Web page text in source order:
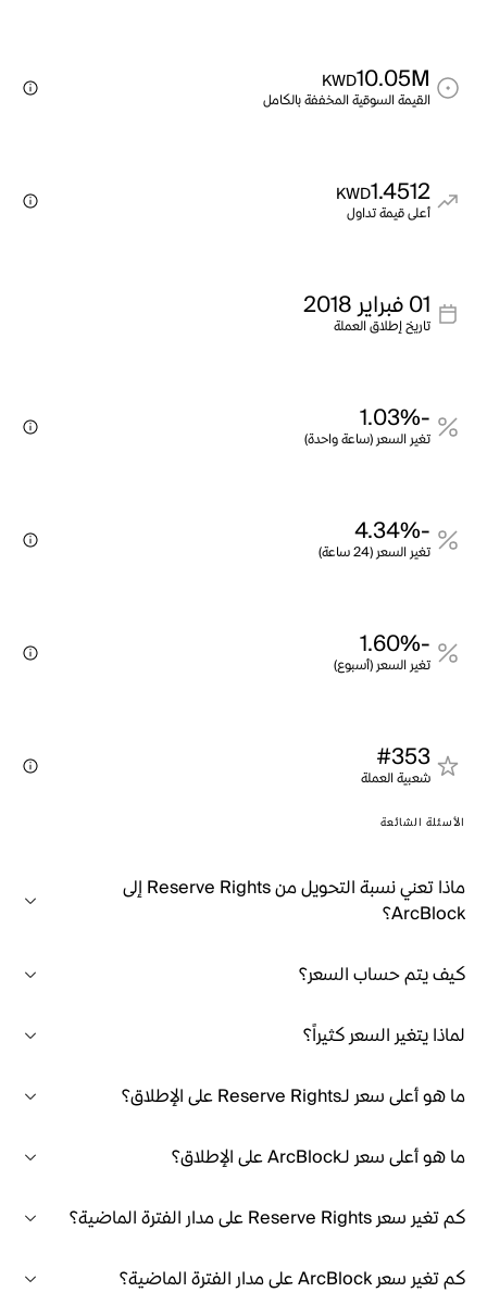
10.05M
KWD
القيمة السوقية المخففة بالكامل
1.4512
KWD
أعلى قيمة تداول
01 فبراير 2018
تاريخ إطلاق العملة
-1.03%
تغير السعر (ساعة واحدة)
-4.34%
تغير السعر (24 ساعة)
-1.60%
تغير السعر (أسبوع)
#353
شعبية العملة
الأسئلة الشائعة
ماذا تعني نسبة التحويل من Reserve Rights إلى
ArcBlock؟
كيف يتم حساب السعر؟
لماذا يتغير السعر كثيراً؟
ما هو أعلى سعر لـReserve Rights على الإطلاق؟
ما هو أعلى سعر لـArcBlock على الإطلاق؟
كم تغير سعر Reserve Rights على مدار الفترة الماضية؟
كم تغير سعر ArcBlock على مدار الفترة الماضية؟